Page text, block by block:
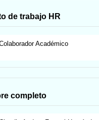
de trabajo HR
Académico
completo